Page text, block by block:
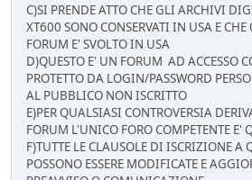
C)SI PRENDE ATTO CHE GLI ARCHIVI
XT600 SONO CONSERVATI IN USA E
FORUM E' SVOLTO IN USA
D)QUESTO E' UN FORUM AD ACCESSO
PROTETTO DA LOGIN/PASSWORD
AL PUBBLICO NON ISCRITTO
E)PER QUALSIASI CONTROVERSIA
FORUM L'UNICO FORO COMPETENTE E'
F)TUTTE LE CLAUSOLE DI ISCRIZIONE A
POSSONO ESSERE MODIFICATE E